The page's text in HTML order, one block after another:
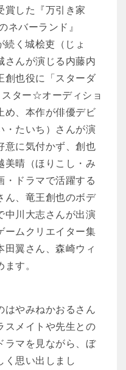
賞した『万引き家
ネバーランド』
く城桧吏（じょ
さんが演じる内藤内
創也役に「スターダ
ター☆オーディショ
め、本作が俳優デビ
・たいち）さんが演
意に気付かず、創也
美晴（ほりこし・み
・ドラマで活躍する
ん、竜王創也のボデ
中川大志さんが出演
ームクリエイター集
田翼さん、森崎ウィ
す。
やみねかおるさん
スメイトや先生との
マを見ながら、ぼ
く思い出しまし